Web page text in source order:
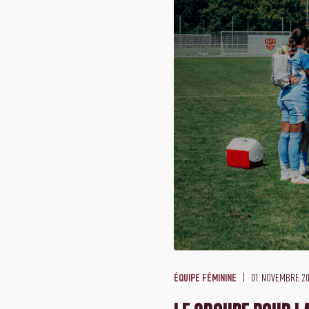
ÉQUIPE FÉMININE 01 NOVEMBRE